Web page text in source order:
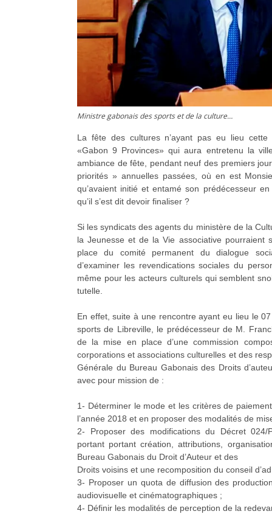
Ministre gabonais des sports et de la culture…
La fête des cultures n’ayant pas eu lieu cette
«Gabon 9 Provinces» qui aura entretenu la
ambiance de fête, pendant neuf des premiers
priorités » annuelles passées, où en est
qu’avaient initié et entamé son prédécesseur
qu’il s’est dit devoir finaliser ?
Si les syndicats des agents du ministère de la
la Jeunesse et de la Vie associative pourraient
place du comité permanent du dialogue
d’examiner les revendications sociales du
même pour les acteurs culturels qui semblent
tutelle.
En effet, suite à une rencontre ayant eu lieu le
sports de Libreville, le prédécesseur de M.
de la mise en place d’une commission
corporations et associations culturelles et des
Générale du Bureau Gabonais des Droits
avec pour mission de :
1- Déterminer le mode et les critères de
l’année 2018 et en proposer des modalités de
2- Proposer des modifications du Décret
portant portant création, attributions,
Bureau Gabonais du Droit d’Auteur et des
Droits voisins et une recomposition du conseil
3- Proposer un quota de diffusion des
audiovisuelle et cinématographiques ;
4- Définir les modalités de perception de la